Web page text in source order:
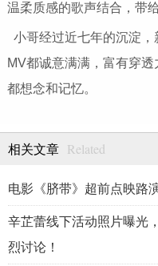
温柔质感的歌声结合，带
小哥经过近七年的沉淀
MV都诚意满满，富有穿
都想念和记忆。
相关文章 Related
电影《脐带》超前点映路
辛芷蕾线下活动照片曝光
烈讨论！